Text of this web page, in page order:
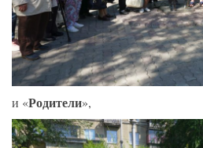
и «Родители»,